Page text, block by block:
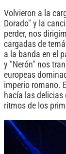
Volvieron a la
Dorado" y la
perder, nos
cargadas de
a la banda en el
y "Nerón" nos
europeas
imperio romano.
hacía las delicias
ritmos de los